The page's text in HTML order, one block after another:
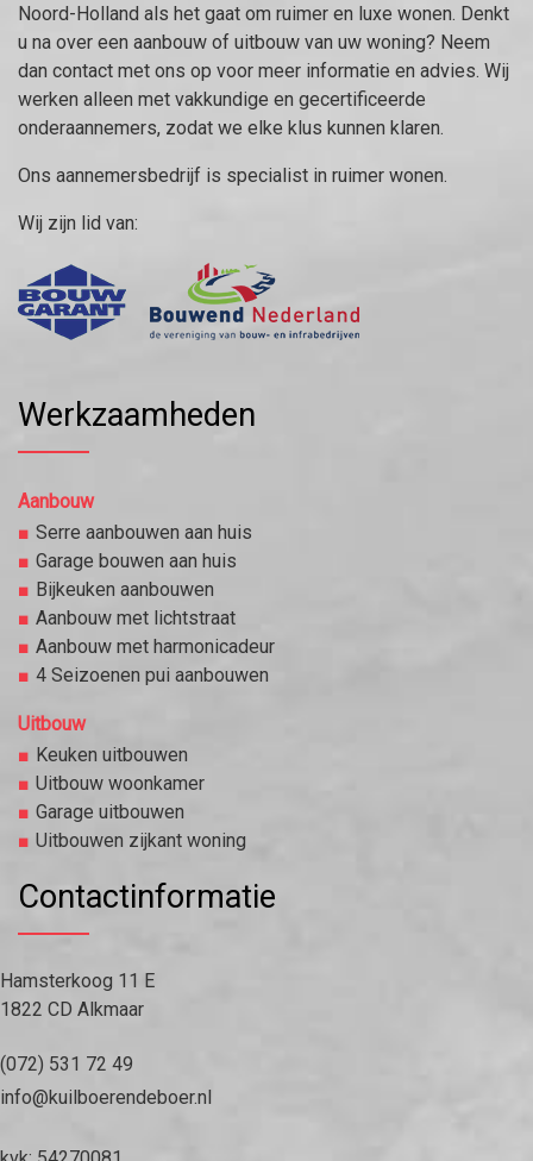
Noord-Holland als het gaat om ruimer en luxe wonen. Denkt
u na over een aanbouw of uitbouw van uw woning? Neem
dan contact met ons op voor meer informatie en advies. Wij
werken alleen met vakkundige en gecertificeerde
onderaannemers, zodat we elke klus kunnen klaren.
Ons aannemersbedrijf is specialist in ruimer wonen.
Wij zijn lid van:
Werkzaamheden
Aanbouw
Serre aanbouwen aan huis
Garage bouwen aan huis
Bijkeuken aanbouwen
Aanbouw met lichtstraat
Aanbouw met harmonicadeur
4 Seizoenen pui aanbouwen
Uitbouw
Keuken uitbouwen
Uitbouw woonkamer
Garage uitbouwen
Uitbouwen zijkant woning
Contactinformatie
Hamsterkoog 11 E
1822 CD Alkmaar
(072) 531 72 49
info@kuilboerendeboer.nl